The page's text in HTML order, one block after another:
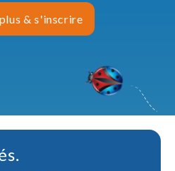
& s'inscrire